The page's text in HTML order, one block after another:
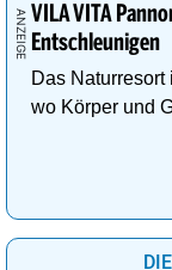
VILA VITA
Entschleunigen
Das Naturresort
wo Körper und